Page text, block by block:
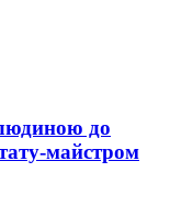
до
майстром